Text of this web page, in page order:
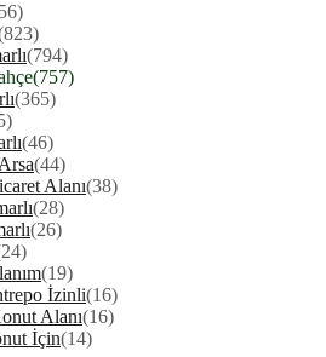
(794)
(757)
(365)
(46)
(44)
Alanı(38)
(28)
(26)
(19)
İzinli(16)
Alanı(16)
İçin(14)